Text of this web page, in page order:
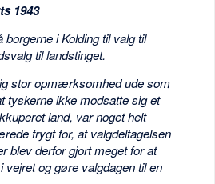
1943
i Kolding til valg til
til landstinget.
stor opmærksomhed ude som
tyskerne ikke modsatte sig et
land, var noget helt
frygt for, at valgdeltagelsen
blev derfor gjort meget for at
og gøre valgdagen til en